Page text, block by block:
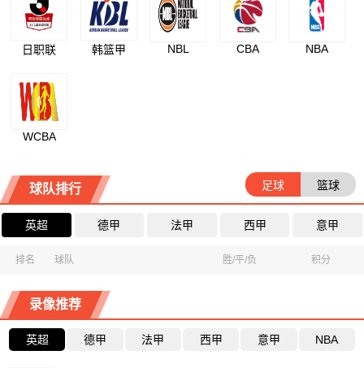
日职联 韩篮甲 NBL CBA NBA
WCBA
球队排行 足球 篮球
英超 德甲 法甲 西甲 意甲
排名 球队 胜/平/负 积分
录像推荐
英超 德甲 法甲 西甲 意甲 NBA